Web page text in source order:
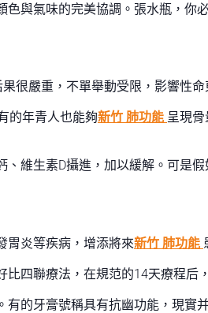
與氣味的完美協調。張水瓶，你
很嚴重，不單舉動受限，影響性
的年青人也能夠新竹 肺功能 呈現
維生素D攝進，加以緩解。可是
胃炎等疾病，增添將來新竹 肺功能
四聯療法，在規范的14天療程后
有的牙膏號稱具有抗幽功能，現實